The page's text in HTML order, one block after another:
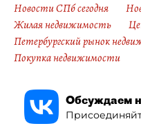
Новости СПб сегодня
Жилая недвижимость
Петербургский рынок
Покупка недвижимости
Обсуждаем